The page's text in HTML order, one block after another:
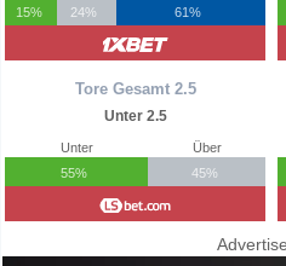
15%
24%
61%
Tore Gesamt 2.5
Unter 2.5
Unter
55%
Über
45%